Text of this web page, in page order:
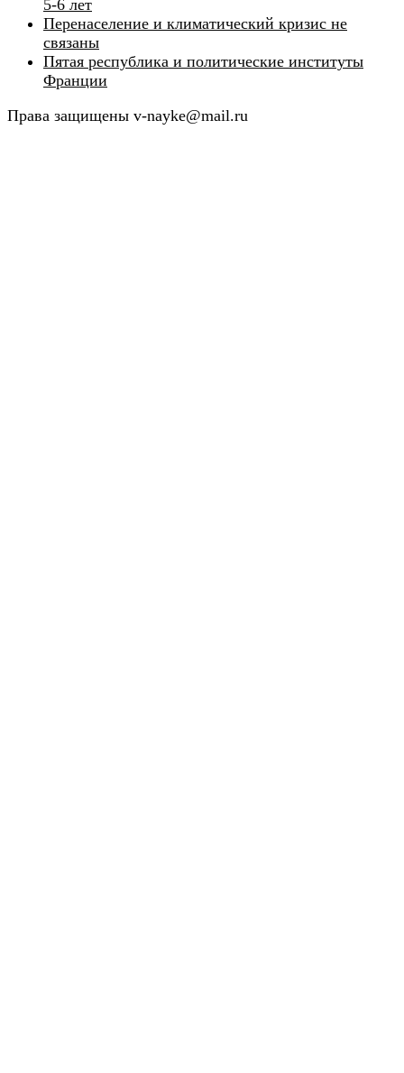
5-6 лет
Перенаселение и климатический кризис не
связаны
Пятая республика и политические институты
Франции
Права защищены v-nayke@mail.ru